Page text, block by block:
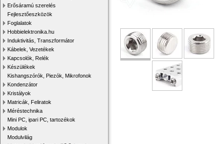
Erősáramú szerelés
Fejlesztőeszközök
Foglalatok
Hobbielektronika.hu
Induktivitás, Transzformátor
Kábelek, Vezetékek
Kapcsolók, Relék
Készülékek
Kishangszórók, Piezók, Mikrofonok
Kondenzátor
Kristályok
Matricák, Feliratok
Méréstechnika
Mini PC, ipari PC, tartozékok
Modulok
Modulvilág